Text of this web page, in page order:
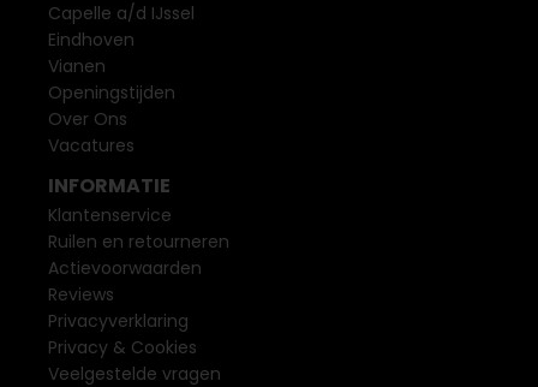
Capelle a/d IJssel
Eindhoven
Vianen
Openingstijden
Over Ons
Vacatures
INFORMATIE
Klantenservice
Ruilen en retourneren
Actievoorwaarden
Reviews
Privacyverklaring
Privacy & Cookies
Veelgestelde vragen